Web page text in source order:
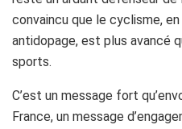
convaincu que le cyclisme,
antidopage, est plus avancé
sports.
C’est un message fort
France, un message